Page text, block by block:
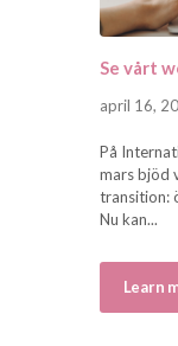
Se vårt
april 16,
På
mars bjöd
transition:
Nu kan...
Learn